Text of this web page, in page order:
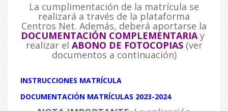
La cumplimentación de la matrícula se
realizará a través de la plataforma
Centros Net. Además, deberá aportarse la
DOCUMENTACIÓN COMPLEMENTARIAy
realizar el ABONO DE FOTOCOPIAS(ver
documentos a continuación)
INSTRUCCIONES MATRÍCULA
DOCUMENTACIÓN MATRÍCULAS 2023-2024